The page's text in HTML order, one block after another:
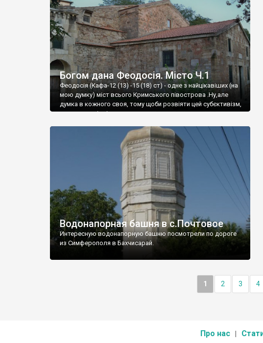
Богом дана Феодосія. Місто Ч.1
Феодосія (Кафа-12 (13) -15 (18) ст) - одне з найцікавіших (на
мою думку) міст всього Кримського півострова .Ну,але
думка в кожного своя, тому щоби розвіяти цей субєктивізм,
запрошую відвідати це
Водонапорная башня в с.Почтовое
Интересную водонапорную башню посмотрели по дороге
из Симферополя в Бахчисарай.
1 2 3 4
Про нас